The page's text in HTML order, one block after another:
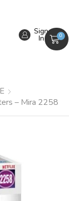
Sign
In 0
– Mira 2258